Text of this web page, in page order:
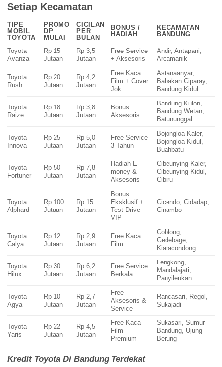
Setiap Kecamatan
TIPE
MOBIL
TOYOTA
PROMO
DP
MULAI
CICILAN
PER
BULAN
BONUS /
HADIAH
KECAMATAN
BANDUNG
Toyota
Avanza
Rp 15
Jutaan
Rp 3,5
Jutaan
Free Service
+ Aksesoris
Andir, Antapani,
Arcamanik
Toyota
Rush
Rp 20
Jutaan
Rp 4,2
Jutaan
Free Kaca
Film + Cover
Jok
Astanaanyar,
Babakan Ciparay,
Bandung Kidul
Toyota
Raize
Rp 18
Jutaan
Rp 3,8
Jutaan
Bonus
Aksesoris
Bandung Kulon,
Bandung Wetan,
Batununggal
Toyota
Innova
Rp 25
Jutaan
Rp 5,0
Jutaan
Free Service
3 Tahun
Bojongloa Kaler,
Bojongloa Kidul,
Buahbatu
Toyota
Fortuner
Rp 50
Jutaan
Rp 7,8
Jutaan
Hadiah E-
money &
Aksesoris
Cibeunying Kaler,
Cibeunying Kidul,
Cibiru
Toyota
Alphard
Rp 100
Jutaan
Rp 15
Jutaan
Bonus
Eksklusif +
Test Drive
VIP
Cicendo, Cidadap,
Cinambo
Toyota
Calya
Rp 12
Jutaan
Rp 2,9
Jutaan
Free Kaca
Film
Coblong,
Gedebage,
Kiaracondong
Toyota
Hilux
Rp 30
Jutaan
Rp 6,2
Jutaan
Free Service
Berkala
Lengkong,
Mandalajati,
Panyileukan
Toyota
Agya
Rp 10
Jutaan
Rp 2,7
Jutaan
Free
Aksesoris &
Service
Rancasari, Regol,
Sukajadi
Toyota
Yaris
Rp 22
Jutaan
Rp 4,5
Jutaan
Free Kaca
Film
Premium
Sukasari, Sumur
Bandung, Ujung
Berung
Kredit Toyota Di Bandung Terdekat